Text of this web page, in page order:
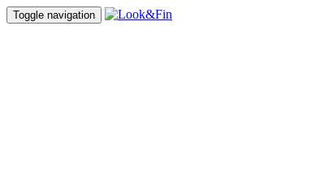
Toggle navigation